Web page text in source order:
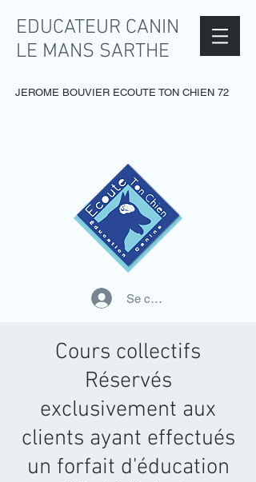
EDUCATEUR CANIN
LE MANS SARTHE
JEROME BOUVIER ECOUTE TON CHIEN 72
Se connecter
Cours collectifs
Réservés
exclusivement aux
clients ayant effectués
un forfait d'éducation